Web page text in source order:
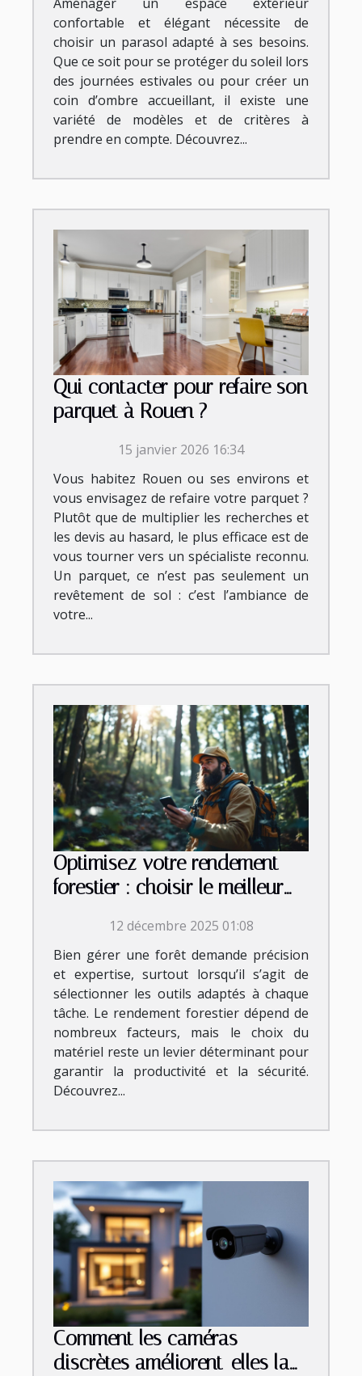
confortable et élégant nécessite de
choisir un parasol adapté à ses besoins.
Que ce soit pour se protéger du soleil lors
des journées estivales ou pour créer un
coin d’ombre accueillant, il existe une
variété de modèles et de critères à
prendre en compte. Découvrez...
Qui contacter pour refaire son
parquet à Rouen ?
15 janvier 2026 16:34
Vous habitez Rouen ou ses environs et
vous envisagez de refaire votre parquet ?
Plutôt que de multiplier les recherches et
les devis au hasard, le plus efficace est de
vous tourner vers un spécialiste reconnu.
Un parquet, ce n’est pas seulement un
revêtement de sol : c’est l’ambiance de
votre...
Optimisez votre rendement
forestier : choisir le meilleur
12 décembre 2025 01:08
Bien gérer une forêt demande précision
et expertise, surtout lorsqu’il s’agit de
sélectionner les outils adaptés à chaque
tâche. Le rendement forestier dépend de
nombreux facteurs, mais le choix du
matériel reste un levier déterminant pour
garantir la productivité et la sécurité.
Découvrez...
Comment les caméras
discrètes améliorent-elles la